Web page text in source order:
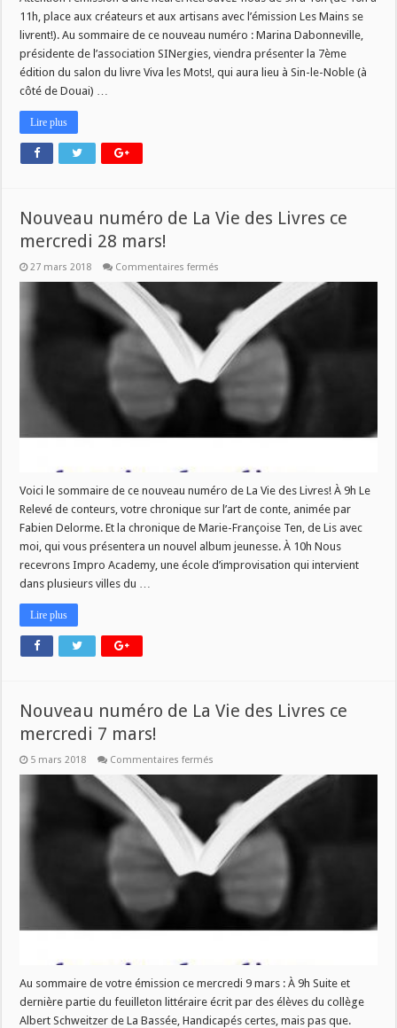
11h, place aux créateurs et aux artisans avec l’émission Les Mains se
livrent!). Au sommaire de ce nouveau numéro : Marina Dabonneville,
présidente de l’association SINergies, viendra présenter la 7ème
édition du salon du livre Viva les Mots!, qui aura lieu à Sin-le-Noble (à
côté de Douai) …
Lire plus
Nouveau numéro de La Vie des Livres ce
mercredi 28 mars!
27 mars 2018 Commentaires fermés
La
Vie
des
Livres
ce
mercredi
28
Voici le sommaire de ce nouveau numéro de La Vie des Livres! À 9h Le
Relevé de conteurs, votre chronique sur l’art de conte, animée par
Fabien Delorme. Et la chronique de Marie-Françoise Ten, de Lis avec
moi, qui vous présentera un nouvel album jeunesse. À 10h Nous
recevrons Impro Academy, une école d’improvisation qui intervient
dans plusieurs villes du …
Lire plus
Nouveau numéro de La Vie des Livres ce
mercredi 7 mars!
5 mars 2018 Commentaires fermés
Vie
des
Livres
mercredi
7
Au sommaire de votre émission ce mercredi 9 mars : À 9h Suite et
dernière partie du feuilleton littéraire écrit par des élèves du collège
Albert Schweitzer de La Bassée, Handicapés certes, mais pas que.